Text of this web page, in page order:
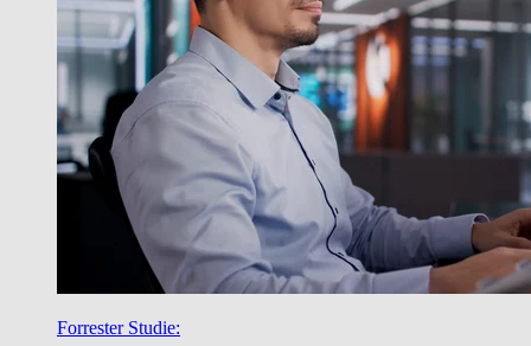
Forrester Studie: